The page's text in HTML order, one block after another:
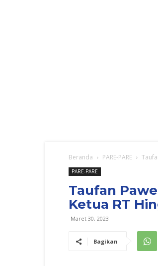
Beranda PARE-PARE
PARE-PARE
Taufan
Ketua RT
Maret 30, 2023
Bagikan